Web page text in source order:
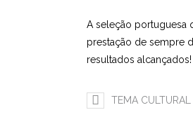
A seleção portuguesa
prestação de sempre
resultados alcançados!
TEMA CULTURAL